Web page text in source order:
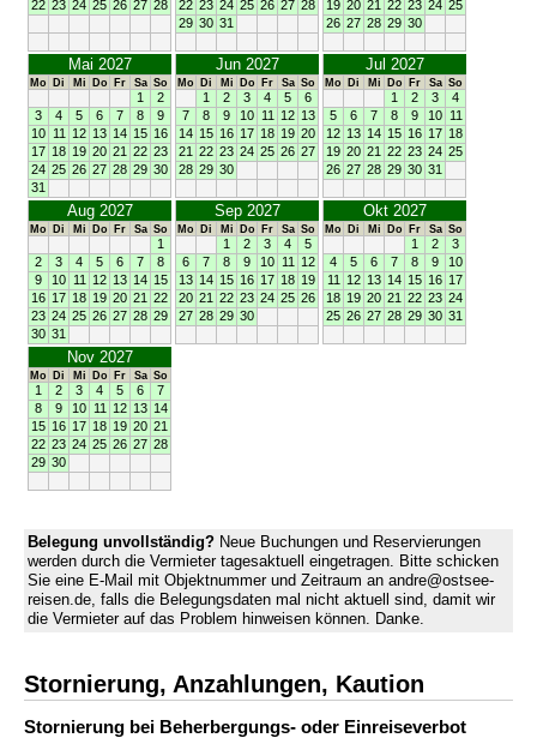
22 23 24 25 26 27 28 22 23 24 25 26 27 28
29 30 31
19 20 21 22 23 24 25
26 27 28 29 30
Mai 2027
Mo Di Mi Do Fr Sa So
1
2
3
4 5 6 7 8
9
10 11 12 13 14 15 16
17 18 19 20 21 22 23
24 25 26 27 28 29 30
31
Jun 2027
Mo Di Mi Do Fr Sa So
1 2 3 4 5
6
7
8 9 10 11 12 13
14 15 16 17 18 19 20
21 22 23 24 25 26 27
28 29 30
Jul 2027
Mo Di Mi Do Fr Sa So
1 2 3
4
5
6 7 8 9 10 11
12 13 14 15 16 17 18
19 20 21 22 23 24 25
26 27 28 29 30 31
Aug 2027
Mo Di Mi Do Fr Sa So
1
2
3 4 5 6 7
8
9
10 11 12 13 14 15
16 17 18 19 20 21 22
23 24 25 26 27 28 29
30 31
Sep 2027
Mo Di Mi Do Fr Sa So
1 2 3 4
5
6
7 8 9 10 11
12
13 14 15 16 17 18 19
20 21 22 23 24 25 26
27 28 29 30
Okt 2027
Mo Di Mi Do Fr Sa So
1 2
3
4
5 6 7 8 9
10
11
12 13 14 15 16 17
18 19 20 21 22 23 24
25 26 27 28 29 30 31
Nov 2027
Mo Di Mi Do Fr Sa So
1 2 3 4 5 6
7
8
9 10 11 12 13 14
15 16 17 18 19 20 21
22 23 24 25 26 27 28
29 30
Belegung unvollständig? Neue Buchungen und Reservierungen
werden durch die Vermieter tagesaktuell eingetragen. Bitte schicken
Sie eine E-Mail mit Objektnummer und Zeitraum an andre@ostsee-
reisen.de, falls die Belegungsdaten mal nicht aktuell sind, damit wir
die Vermieter auf das Problem hinweisen können. Danke.
Stornierung, Anzahlungen, Kaution
Stornierung bei Beherbergungs- oder Einreiseverbot